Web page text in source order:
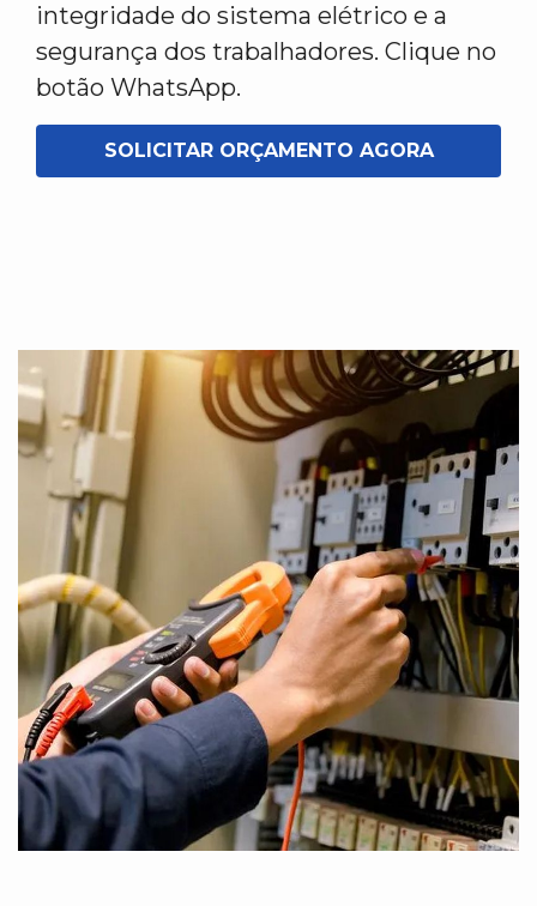
integridade do sistema elétrico e a
segurança dos trabalhadores. Clique no
botão WhatsApp.
SOLICITAR ORÇAMENTO AGORA